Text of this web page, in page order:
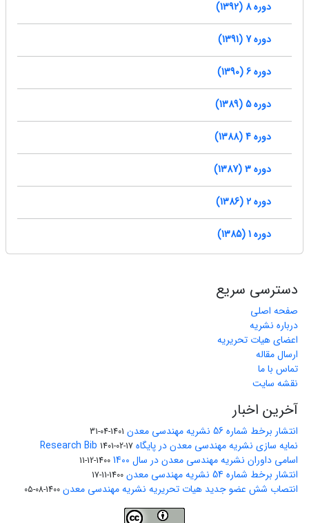
دوره 8 (1392)
دوره 7 (1391)
دوره 6 (1390)
دوره 5 (1389)
دوره 4 (1388)
دوره 3 (1387)
دوره 2 (1386)
دوره 1 (1385)
دسترسی سریع
صفحه اصلی
درباره نشریه
اعضای هیات تحریریه
ارسال مقاله
تماس با ما
نقشه سایت
آخرین اخبار
انتشار برخط شماره 56 نشریه مهندسی معدن 1401-04-31
نمایه سازی نشریه مهندسی معدن در پایگاه Research Bib 1401-02-17
اسامی داوران نشریه مهندسی معدن در سال 1400 1400-12-11
انتشار برخط شماره 54 نشریه مهندسی معدن 1400-11-17
انتصاب شش عضو جدید هیات تحریریه نشریه مهندسی معدن 1400-08-05